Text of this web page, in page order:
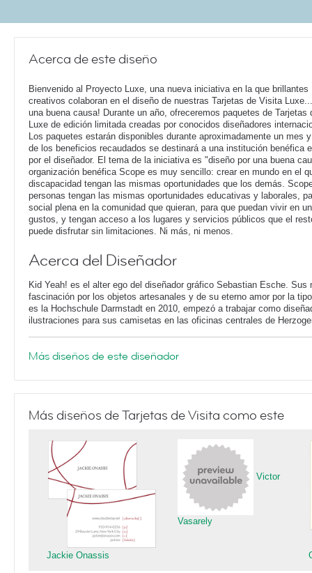
Acerca de este diseño
Bienvenido al Proyecto Luxe, una nueva iniciativa en la que brillantes
creativos colaboran en el diseño de nuestras Tarjetas de Visita
una buena causa! Durante un año, ofreceremos paquetes de Tarjetas
Luxe de edición limitada creadas por conocidos diseñadores
Los paquetes estarán disponibles durante aproximadamente un mes
de los beneficios recaudados se destinará a una institución benéfica
por el diseñador. El tema de la iniciativa es "diseño por una buena
organización benéfica Scope es muy sencillo: crear en mundo en el
discapacidad tengan las mismas oportunidades que los demás.
personas tengan las mismas oportunidades educativas y laborales,
social plena en la comunidad que quieran, para que puedan vivir en
gustos, y tengan acceso a los lugares y servicios públicos que el
puede disfrutar sin limitaciones. Ni más, ni menos.
Acerca del Diseñador
Kid Yeah! es el alter ego del diseñador gráfico Sebastian Esche. Sus
fascinación por los objetos artesanales y de su eterno amor por la
es la Hochschule Darmstadt en 2010, empezó a trabajar como
ilustraciones para sus camisetas en las oficinas centrales de
Más diseños de este diseñador
Más diseños de Tarjetas de Visita como este
Jackie Onassis
Victor
Vasarely